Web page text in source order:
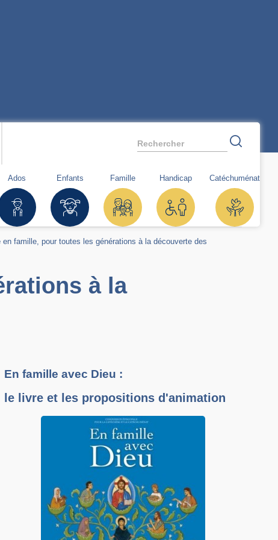
Rechercher
Ados Enfants Famille Handicap Catéchuménat
en famille, pour toutes les générations à la découverte des
à la
En famille avec Dieu :
le livre et les propositions d'animation